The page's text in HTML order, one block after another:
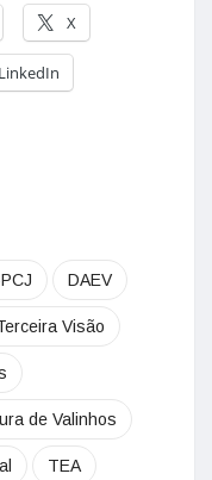
X
LinkedIn
DAEV
Visão
de Valinhos
TEA